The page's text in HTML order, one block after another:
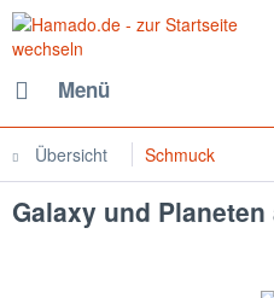
Menü
Übersicht Schmuck
Galaxy und